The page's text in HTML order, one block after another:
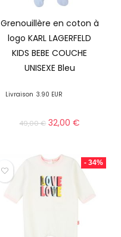
Grenouillère en coton à
logo KARL LAGERFELD
KIDS BEBE COUCHE
UNISEXE Bleu
Livraison 3.90 EUR
49,00€ 32,00€
- 34%